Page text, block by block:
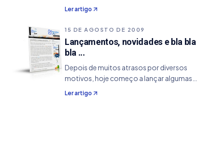
Profissional, no qual estou implementando
alguns recursos extras: Ánalise de dezenas,
no qual o usuário define o concurso de início
e fim…
Ler artigo
15 DE AGOSTO DE 2009
Lançamentos, novidades e bla bla
bla ...
Depois de muitos atrasos por diversos
motivos, hoje começo a lançar algumas
novidades que estou terminando e lançando
por completo. A primeira é como vocês
Ler artigo